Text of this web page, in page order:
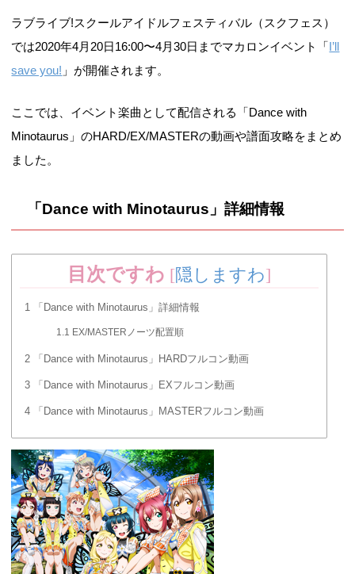
ラブライブ!スクールアイドルフェスティバル（スクフェス）
では2020年4月20日16:00〜4月30日までマカロンイベント「I’ll
save you! 」が開催されます。
ここでは、イベント楽曲として配信される「Dance with
Minotaurus」のHARD/EX/MASTERの動画や譜面攻略をまとめ
ました。
「Dance with Minotaurus」詳細情報
目次ですわ [隠しますわ]
1 「Dance with Minotaurus」詳細情報
1.1 EX/MASTERノーツ配置順
2 「Dance with Minotaurus」HARDフルコン動画
3 「Dance with Minotaurus」EXフルコン動画
4 「Dance with Minotaurus」MASTERフルコン動画